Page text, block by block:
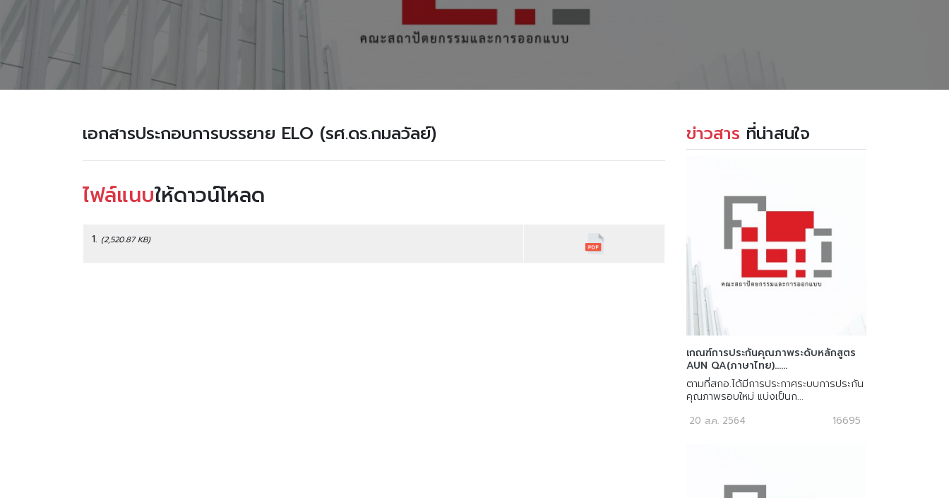
เอกสารประกอบการบรรยาย ELO (รศ.ดร.กมลวัลย์)
ไฟล์แนบให้ดาวน์โหลด
1. (2,520.87 KB)
ข่าวสาร ที่น่าสนใจ
เกณฑ์การประกันคุณภาพระดับหลักสูตร
AUN QA(ภาษาไทย)......
ตามที่สกอ.ได้มีการประกาศระบบการประกัน
คุณภาพรอบใหม่ แบ่งเป็นก...
20 ส.ค. 2564 16695